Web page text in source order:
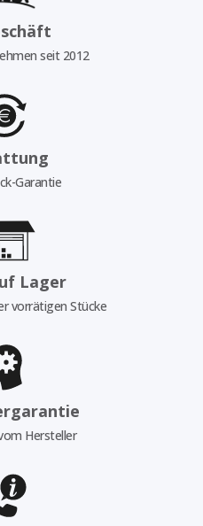
seit 2012
Garantie
Lager
vorrätigen Stücke
Hersteller